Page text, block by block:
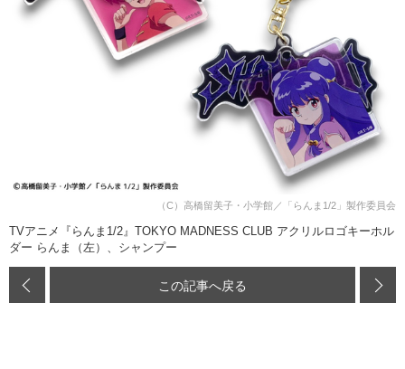
（C）高橋留美子・小学館／「らんま1/2」製作委員会
TVアニメ『らんま1/2』TOKYO MADNESS CLUB アクリルロゴキーホル
ダー らんま（左）、シャンプー
この記事へ戻る